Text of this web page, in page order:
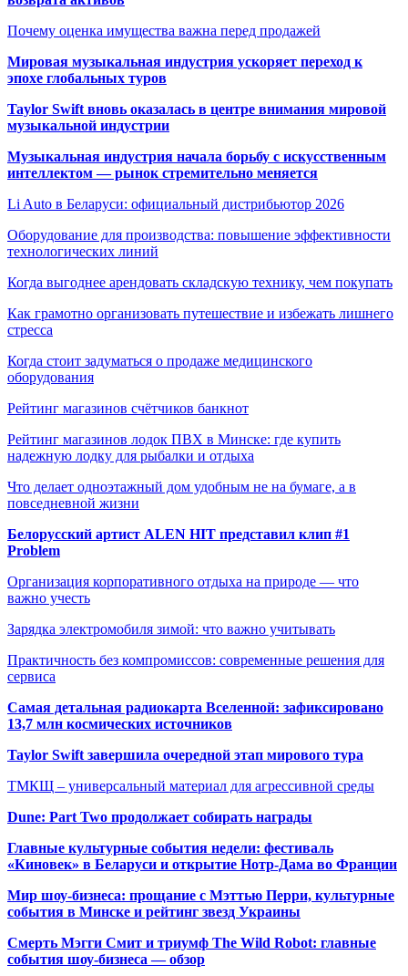
Почему оценка имущества важна перед продажей
Мировая музыкальная индустрия ускоряет переход к
эпохе глобальных туров
Taylor Swift вновь оказалась в центре внимания мировой
музыкальной индустрии
Музыкальная индустрия начала борьбу с искусственным
интеллектом — рынок стремительно меняется
Li Auto в Беларуси: официальный дистрибьютор 2026
Оборудование для производства: повышение эффективности
технологических линий
Когда выгоднее арендовать складскую технику, чем покупать
Как грамотно организовать путешествие и избежать лишнего
стресса
Когда стоит задуматься о продаже медицинского
оборудования
Рейтинг магазинов счётчиков банкнот
Рейтинг магазинов лодок ПВХ в Минске: где купить
надежную лодку для рыбалки и отдыха
Что делает одноэтажный дом удобным не на бумаге, а в
повседневной жизни
Белорусский артист ALEN HIT представил клип #1
Problem
Организация корпоративного отдыха на природе — что
важно учесть
Зарядка электромобиля зимой: что важно учитывать
Практичность без компромиссов: современные решения для
сервиса
Самая детальная радиокарта Вселенной: зафиксировано
13,7 млн космических источников
Taylor Swift завершила очередной этап мирового тура
ТМКЩ – универсальный материал для агрессивной среды
Dune: Part Two продолжает собирать награды
Главные культурные события недели: фестиваль
«Киновек» в Беларуси и открытие Нотр-Дама во Франции
Мир шоу-бизнеса: прощание с Мэттью Перри, культурные
события в Минске и рейтинг звезд Украины
Смерть Мэгги Смит и триумф The Wild Robot: главные
события шоу-бизнеса — обзор